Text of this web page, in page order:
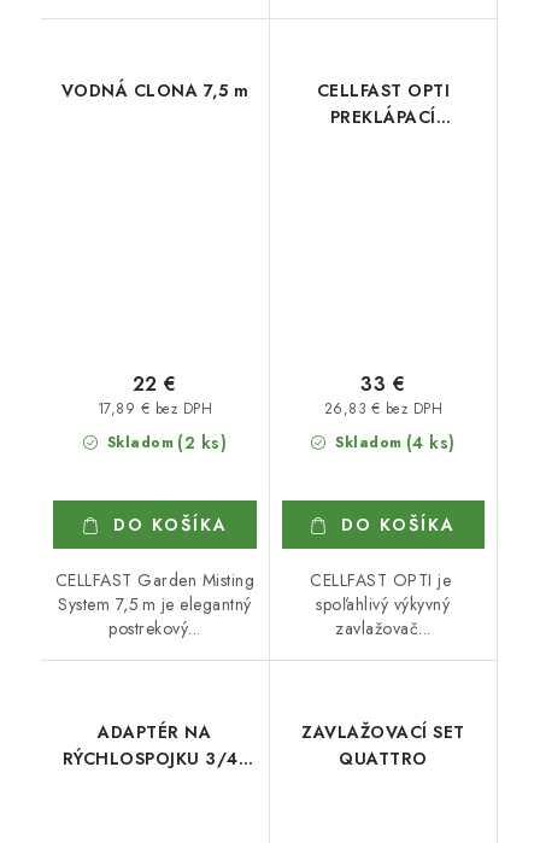
VODNÁ CLONA 7,5 m
Skladom (2 ks)
17,89 € bez DPH
22 €
DO KOŠÍKA
CELLFAST Garden Misting
System 7,5 m je elegantný
postrekový...
CELLFAST OPTI
PREKLÁPACÍ
Skladom (4 ks)
26,83 € bez DPH
33 €
DO KOŠÍKA
CELLFAST OPTI je
spoľahlivý výkyvný
zavlažovač...
ADAPTÉR NA
RÝCHLOSPOJKU 3/4"
ZAVLAŽOVACÍ SET
QUATTRO